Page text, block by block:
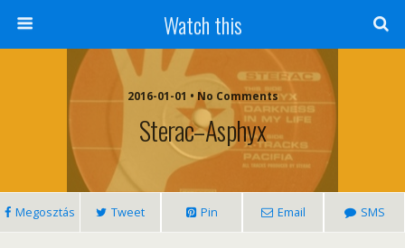
Watch this
2016-01-01 • No Comments
Sterac–Asphyx
Megosztás Tweet Pin Email SMS